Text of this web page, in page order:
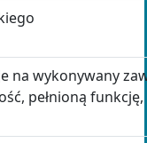
na wykonywany
pełnioną